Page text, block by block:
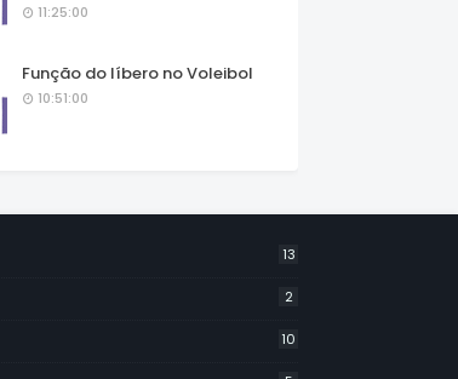
11:25:00
Função do líbero no Voleibol
10:51:00
13
2
10